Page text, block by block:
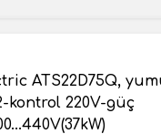
ATS22D75Q,
kontrol 220V-güç